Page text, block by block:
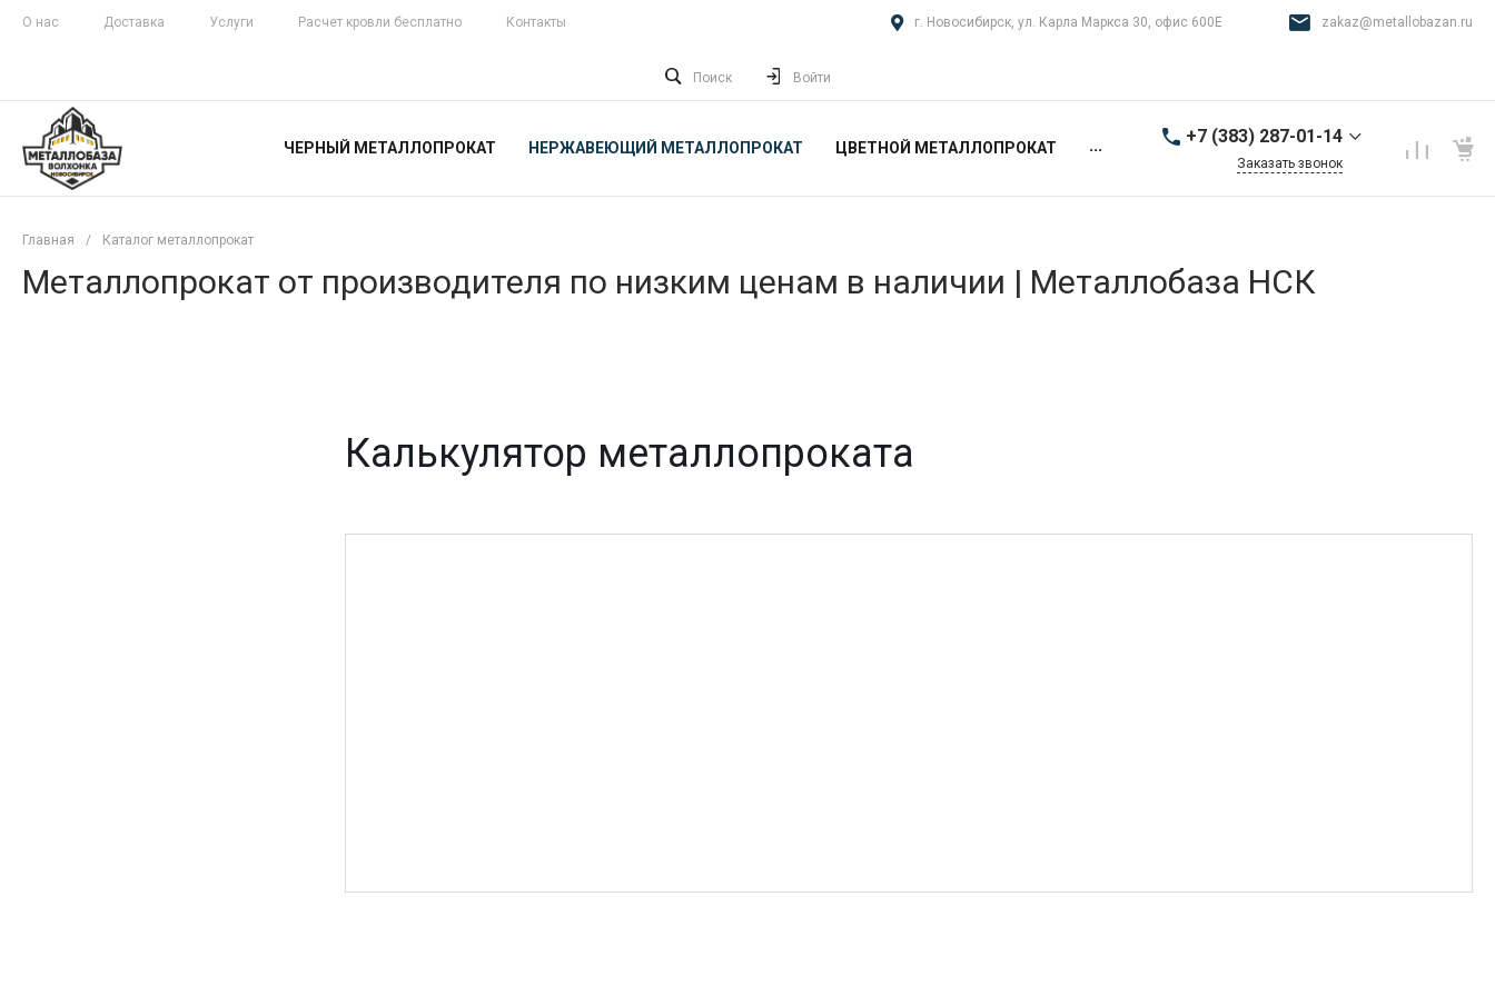
О нас Доставка Услуги Расчет кровли бесплатно Контакты г. Новосибирск, ул. Карла Маркса 30, офис 600Е zakaz@metallobazan.ru
Поиск Войти
ЧЕРНЫЙ МЕТАЛЛОПРОКАТ НЕРЖАВЕЮЩИЙ МЕТАЛЛОПРОКАТ ЦВЕТНОЙ МЕТАЛЛОПРОКАТ ... +7 (383) 287-01-14
9:00-18:00 пн-пт
Заказать звонок
Главная / Каталог металлопрокат
Металлопрокат от производителя по низким ценам в наличии | Металлобаза НСК
Калькулятор металлопроката